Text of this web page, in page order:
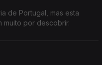
de Portugal, mas esta
muito por descobrir.